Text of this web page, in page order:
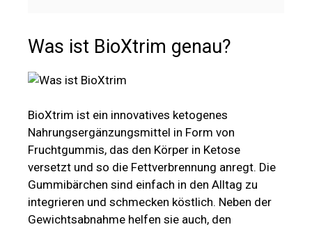
Was ist BioXtrim genau?
BioXtrim ist ein innovatives ketogenes
Nahrungsergänzungsmittel in Form von
Fruchtgummis, das den Körper in Ketose
versetzt und so die Fettverbrennung anregt. Die
Gummibärchen sind einfach in den Alltag zu
integrieren und schmecken köstlich. Neben der
Gewichtsabnahme helfen sie auch, den